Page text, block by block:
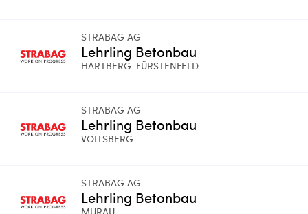
STRABAG AG
Lehrling Betonbau
HARTBERG-FÜRSTENFELD
STRABAG AG
Lehrling Betonbau
VOITSBERG
STRABAG AG
Lehrling Betonbau